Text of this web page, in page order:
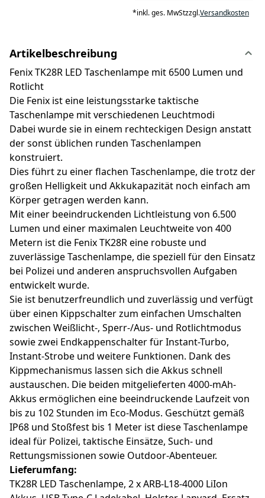
*inkl. ges. MwStzzgl.Versandkosten
Artikelbeschreibung
Fenix TK28R LED Taschenlampe mit 6500 Lumen und
Rotlicht
Die Fenix ist eine leistungsstarke taktische
Taschenlampe mit verschiedenen Leuchtmodi
Dabei wurde sie in einem rechteckigen Design anstatt
der sonst üblichen runden Taschenlampen
konstruiert.
Dies führt zu einer flachen Taschenlampe, die trotz der
großen Helligkeit und Akkukapazität noch einfach am
Körper getragen werden kann.
Mit einer beeindruckenden Lichtleistung von 6.500
Lumen und einer maximalen Leuchtweite von 400
Metern ist die Fenix TK28R eine robuste und
zuverlässige Taschenlampe, die speziell für den Einsatz
bei Polizei und anderen anspruchsvollen Aufgaben
entwickelt wurde.
Sie ist benutzerfreundlich und zuverlässig und verfügt
über einen Kippschalter zum einfachen Umschalten
zwischen Weißlicht-, Sperr-/Aus- und Rotlichtmodus
sowie zwei Endkappenschalter für Instant-Turbo,
Instant-Strobe und weitere Funktionen. Dank des
Kippmechanismus lassen sich die Akkus schnell
austauschen. Die beiden mitgelieferten 4000-mAh-
Akkus ermöglichen eine beeindruckende Laufzeit von
bis zu 102 Stunden im Eco-Modus. Geschützt gemäß
IP68 und Stoßfest bis 1 Meter ist diese Taschenlampe
ideal für Polizei, taktische Einsätze, Such- und
Rettungsmissionen sowie Outdoor-Abenteuer.
Lieferumfang:
TK28R LED Taschenlampe, 2 x ARB-L18-4000 LiIon